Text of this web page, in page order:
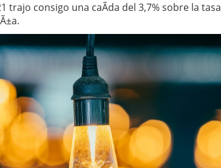
pymes: la obligación que muchas empresas
demasiado tarde 20/07/2026
Deben Saber los Traders Mexicanos Antes de
proceso tradicional: ventajas reales para pymes
mÃ©dica cuando trabajas por cuenta propia
trajo consigo una caÃ­da del 3,7% sobre la tasa